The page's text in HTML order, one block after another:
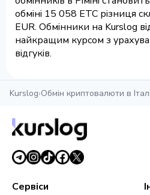
обміні 15 058 ETC різниця
EUR. Обмінники на Kurslog
найкращим курсом з
відгуків.
Kurslog›Обмін криптовалюти в
Сервіси